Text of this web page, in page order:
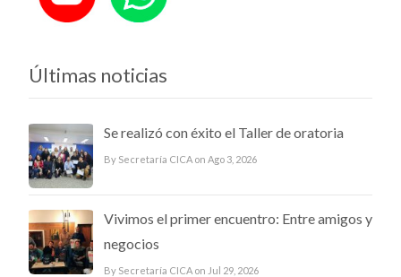
Últimas noticias
Se realizó con éxito el Taller de oratoria
By Secretaría CICA on Ago 3, 2026
Vivimos el primer encuentro: Entre amigos y
negocios
By Secretaría CICA on Jul 29, 2026